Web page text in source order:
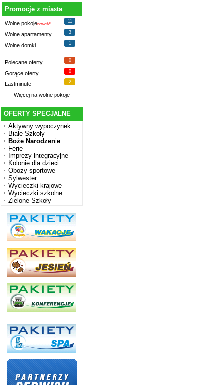
Promocje z miasta
Wolne pokojenowość!
11
Wolne apartamenty 3
Wolne domki 1
Polecane oferty 0
Gorące oferty 0
Lastminute 2
Więcej na wolne pokoje
OFERTY SPECJALNE
Aktywny wypoczynek
Białe Szkoły
Boże Narodzenie
Ferie
Imprezy integracyjne
Kolonie dla dzieci
Obozy sportowe
Sylwester
Wycieczki krajowe
Wycieczki szkolne
Zielone Szkoły